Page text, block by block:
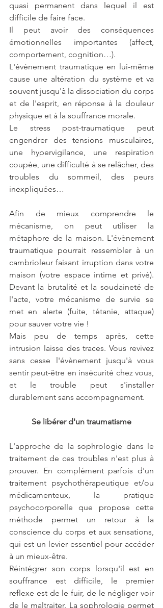
quasi permanent dans lequel il est
difficile de faire face.
Il peut avoir des conséquences
émotionnelles importantes (affect,
comportement, cognition…).
L'évènement traumatique en lui-même
cause une altération du système et va
souvent jusqu'à la dissociation du corps
et de l'esprit, en réponse à la douleur
physique et à la souffrance morale.
Le stress post-traumatique peut
engendrer des tensions musculaires,
une hypervigilance, une respiration
coupée, une difficulté à se relâcher, des
troubles du sommeil, des peurs
inexpliquées…
Afin de mieux comprendre le
mécanisme, on peut utiliser la
métaphore de la maison. L'évènement
traumatique pourrait ressembler à un
cambrioleur faisant irruption dans votre
maison (votre espace intime et privé).
Devant la brutalité et la soudaineté de
l'acte, votre mécanisme de survie se
met en alerte (fuite, tétanie, attaque)
pour sauver votre vie !
Mais peu de temps après, cette
intrusion laisse des traces. Vous revivez
sans cesse l'évènement jusqu'à vous
sentir peut-être en insécurité chez vous,
et le trouble peut s'installer
durablement sans accompagnement.
Se libérer d'un traumatisme
L'approche de la sophrologie dans le
traitement de ces troubles n'est plus à
prouver. En complément parfois d'un
traitement psychothérapeutique et/ou
médicamenteux, la pratique
psychocorporelle que propose cette
méthode permet un retour à la
conscience du corps et aux sensations,
qui est un levier essentiel pour accéder
à un mieux-être.
Réintégrer son corps lorsqu'il est en
souffrance est difficile, le premier
reflexe est de le fuir, de le négliger voir
de le maltraiter. La sophrologie permet